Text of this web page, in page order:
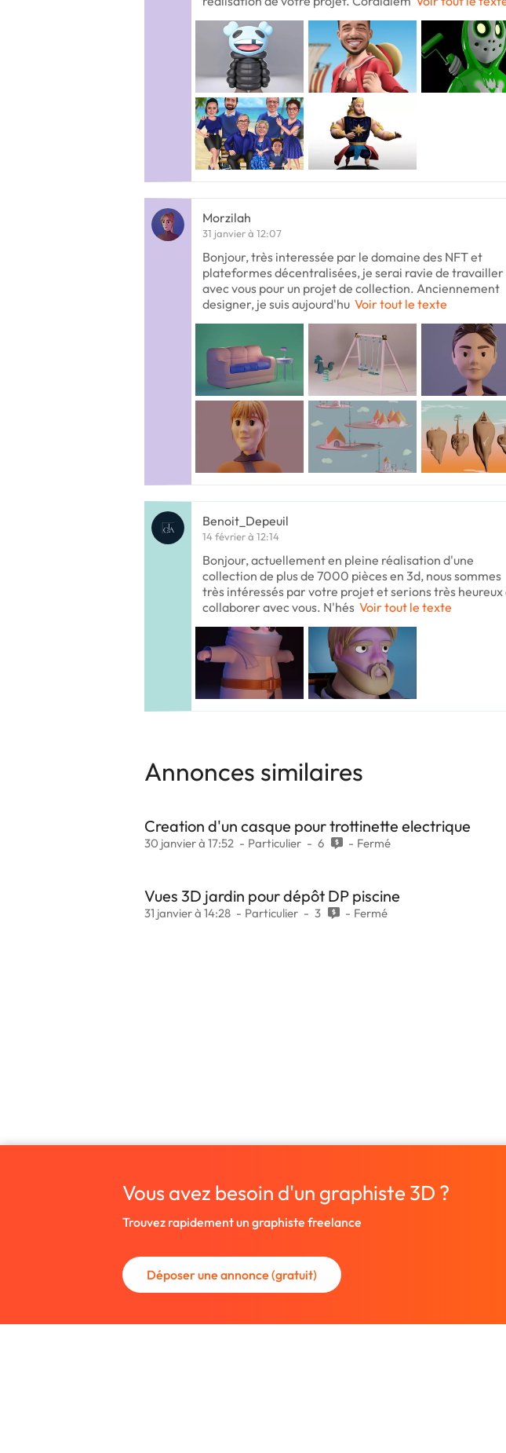
Morzilah
31 janvier à 12:07
Bonjour, très interessée par le domaine des NFT et
plateformes décentralisées, je serai ravie de travailler
avec vous pour un projet de collection. Anciennement
designer, je suis aujourd'hu Voir tout le texte
Benoit_Depeuil
14 février à 12:14
Bonjour, actuellement en pleine réalisation d'une
collection de plus de 7000 pièces en 3d, nous sommes
très intéressés par votre projet et serions très heureux
collaborer avec vous. N'hés Voir tout le texte
Annonces similaires
Creation d'un casque pour trottinette electrique
30 janvier à 17:52 Particulier 6 Fermé
Vues 3D jardin pour dépôt DP piscine
31 janvier à 14:28 Particulier 3 Fermé
Vous avez besoin d'un graphiste 3D ?
Trouvez rapidement un graphiste freelance
Déposer une annonce (gratuit)